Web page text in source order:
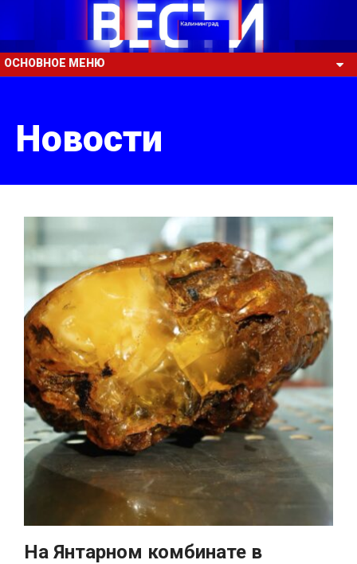
ОСНОВНОЕ МЕНЮ
Новости
На Янтарном комбинате в